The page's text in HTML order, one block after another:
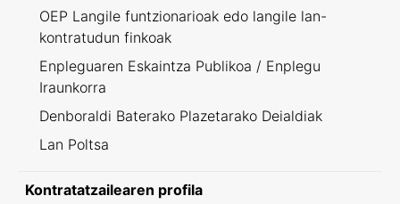
OEP Langile funtzionarioak edo langile lan-
kontratudun finkoak
Enpleguaren Eskaintza Publikoa / Enplegu
Iraunkorra
Denboraldi Baterako Plazetarako Deialdiak
Lan Poltsa
Kontratatzailearen profila